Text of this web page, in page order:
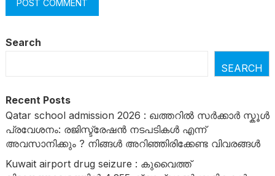
Search
SEARCH
Recent Posts
Qatar school admission 2026 : ഖത്തറിൽ സർക്കാർ സ്കൂൾ
പ്രവേശനം: രജിസ്ട്രേഷൻ നടപടികൾ എന്ന്
അവസാനിക്കും ? നിങ്ങൾ അറിഞ്ഞിരിക്കേണ്ട വിവരങ്ങൾ
Kuwait airport drug seizure : കുവൈത്ത്